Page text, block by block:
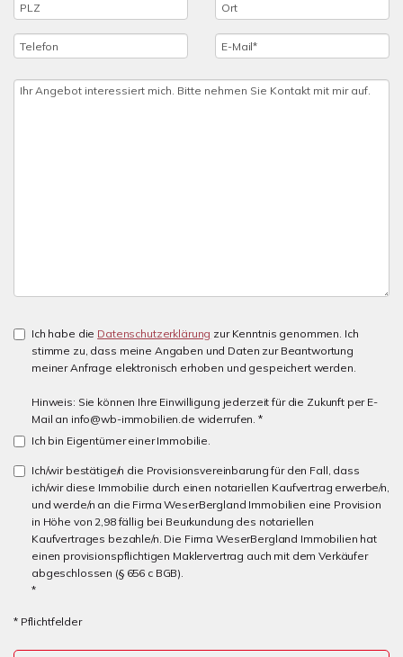
Ich habe die Datenschutzerklärung zur Kenntnis genommen. Ich
stimme zu, dass meine Angaben und Daten zur Beantwortung
meiner Anfrage elektronisch erhoben und gespeichert werden.
Hinweis: Sie können Ihre Einwilligung jederzeit für die Zukunft per E-
Mail an info@wb-immobilien.de widerrufen. *
Ich bin Eigentümer einer Immobilie.
Ich/wir bestätige/n die Provisionsvereinbarung für den Fall, dass
ich/wir diese Immobilie durch einen notariellen Kaufvertrag erwerbe/n,
und werde/n an die Firma WeserBergland Immobilien eine Provision
in Höhe von 2,98 fällig bei Beurkundung des notariellen
Kaufvertrages bezahle/n. Die Firma WeserBergland Immobilien hat
einen provisionspflichtigen Maklervertrag auch mit dem Verkäufer
abgeschlossen (§ 656 c BGB).
*
* Pflichtfelder